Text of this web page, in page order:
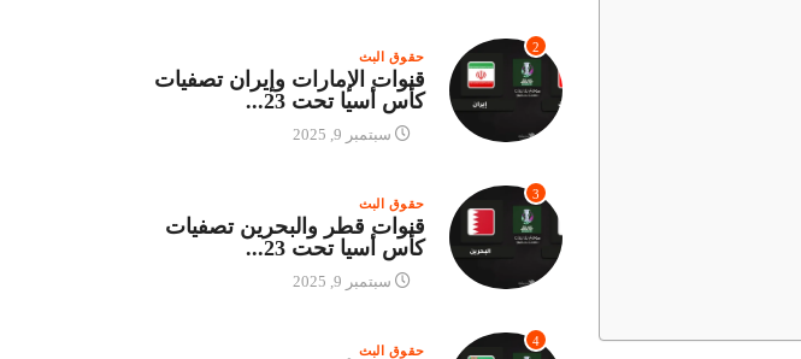
2
حقوق البث
قنوات الإمارات وإيران تصفيات
كأس أسيا تحت 23...
سبتمبر 9, 2025
3
حقوق البث
قنوات قطر والبحرين تصفيات
كأس أسيا تحت 23...
سبتمبر 9, 2025
4
حقوق البث